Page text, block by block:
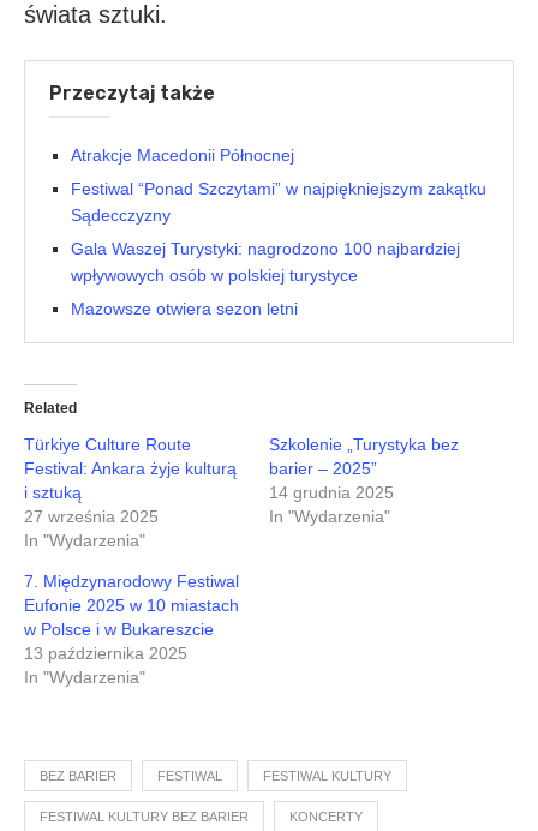
świata sztuki.
Przeczytaj także
Atrakcje Macedonii Północnej
Festiwal “Ponad Szczytami” w najpiękniejszym zakątku
Sądecczyzny
Gala Waszej Turystyki: nagrodzono 100 najbardziej
wpływowych osób w polskiej turystyce
Mazowsze otwiera sezon letni
Related
Türkiye Culture Route
Festival: Ankara żyje kulturą
i sztuką
27 września 2025
In "Wydarzenia"
Szkolenie „Turystyka bez
barier – 2025”
14 grudnia 2025
In "Wydarzenia"
7. Międzynarodowy Festiwal
Eufonie 2025 w 10 miastach
w Polsce i w Bukareszcie
13 października 2025
In "Wydarzenia"
BEZ BARIER FESTIWAL FESTIWAL KULTURY
FESTIWAL KULTURY BEZ BARIER KONCERTY